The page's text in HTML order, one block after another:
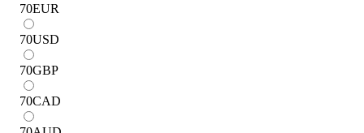
70EUR
70USD
70GBP
70CAD